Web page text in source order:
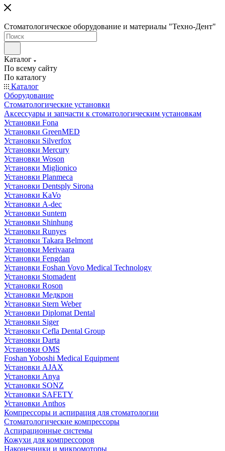
Стоматологическое оборудование и материалы "Техно-Дент"
Каталог
По всему сайту
По каталогу
Каталог
Оборудование
Стоматологические установки
Аксессуары и запчасти к стоматологическим установкам
Установки Fona
Установки GreenMED
Установки Silverfox
Установки Mercury
Установки Woson
Установки Miglionico
Установки Planmeca
Установки Dentsply Sirona
Установки KaVo
Установки A-dec
Установки Suntem
Установки Shinhung
Установки Runyes
Установки Takara Belmont
Установки Merivaara
Установки Fengdan
Установки Foshan Vovo Medical Technology
Установки Stomadent
Установки Roson
Установки Медкрон
Установки Stern Weber
Установки Diplomat Dental
Установки Siger
Установки Cefla Dental Group
Установки Darta
Установки OMS
Foshan Yoboshi Medical Equipment
Установки AJAX
Установки Anya
Установки SONZ
Установки SAFETY
Установки Anthos
Компрессоры и аспирация для стоматологии
Стоматологические компрессоры
Аспирационные системы
Кожухи для компрессоров
Наконечники и микромоторы